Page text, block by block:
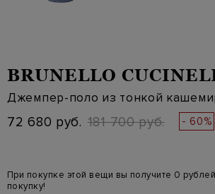
BRUNELLO
Джемпер-поло из тонкой
72 680 руб. 181 700 руб. - 60%
При покупке этой вещи вы получите 0
покупку!